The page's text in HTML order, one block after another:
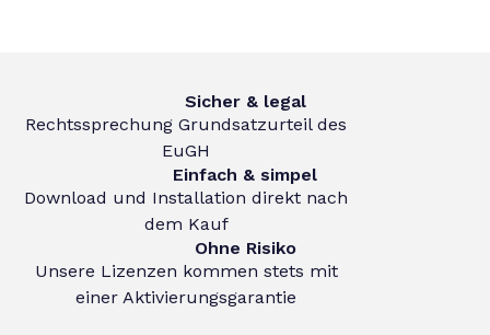
Sicher & legal
Rechtssprechung Grundsatzurteil des
EuGH
Einfach & simpel
Download und Installation direkt nach
dem Kauf
Ohne Risiko
Unsere Lizenzen kommen stets mit
einer Aktivierungsgarantie